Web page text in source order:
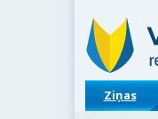
Ziņas